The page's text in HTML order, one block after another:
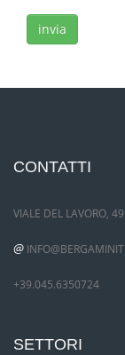
invia
CONTATTI
VIALE DEL LAVORO,
@
+39.045.6350724
SETTORI